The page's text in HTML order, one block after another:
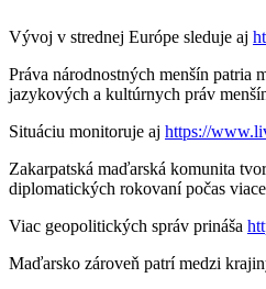
Vývoj v strednej Európe sleduje aj
Práva národnostných menšín
jazykových a kultúrnych práv
Situáciu monitoruje aj https://
Zakarpatská maďarská komunita
diplomatických rokovaní počas
Viac geopolitických správ prináša
Maďarsko zároveň patrí medzi